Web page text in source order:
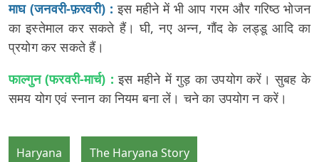
माघ (जनवरी-फ़रवरी) : इस महीने में भी आप गरम और गरिष्ठ भोजन
का इस्तेमाल कर सकते हैं। घी, नए अन्न, गौंद के लड्डू आदि का
प्रयोग कर सकते हैं।
फाल्गुन (फरवरी-मार्च) :इस महीने में गुड़ का उपयोग करें। सुबह के
समय योग एवं स्नान का नियम बना लें। चने का उपयोग न करें।
Haryana The Haryana Story